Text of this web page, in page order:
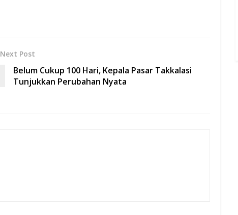
Next Post
Belum Cukup 100 Hari, Kepala Pasar Takkalasi
Tunjukkan Perubahan Nyata